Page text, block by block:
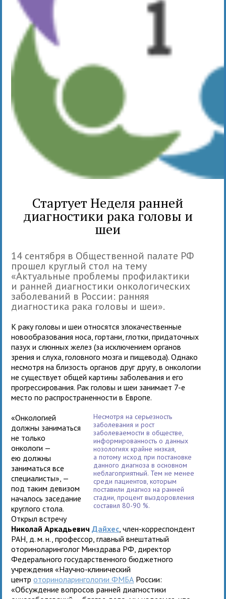
Стартует Неделя ранней
диагностики рака головы и
шеи
14 сентября в Общественной палате РФ
прошел круглый стол на тему
«Актуальные проблемы профилактики
и ранней диагностики онкологических
заболеваний в России: ранняя
диагностика рака головы и шеи».
К раку головы и шеи относятся злокачественные
новообразования носа, гортани, глотки, придаточных
пазух и слюнных желез (за исключением органов
зрения и слуха, головного мозга и пищевода). Однако
несмотря на близость органов друг другу, в онкологии
не существует общей картины заболевания и его
прогрессирования. Рак головы и шеи занимает 7-е
место по распространенности в Европе.
Несмотря на серьезность
заболевания и рост
заболеваемости в обществе,
информированность о данных
нозологиях крайне низкая,
а потому исход при постановке
данного диагноза в основном
неблагоприятный. Тем не менее
среди пациентов, которым
поставили диагноз на ранней
стадии, процент выздоровления
составил 80-90 %.
«Онкологией
должны заниматься
не только
онкологи —
ею должны
заниматься все
специалисты», —
под таким девизом
началось заседание
круглого стола.
Открыл встречу
Николай АркадьевичДайхес , член-корреспондент
РАН, д. м. н., профессор, главный внештатный
оториноларинголог Минздрава РФ, директор
Федерального государственного бюджетного
учреждения «Научно-клинический
центроториноларингологии ФМБА России:
«Обсуждение вопросов ранней диагностики